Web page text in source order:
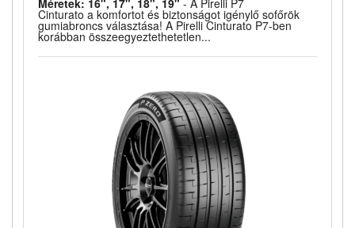
Méretek: 16", 17", 18", 19" - A Pirelli P7
Cinturato a komfortot és biztonságot igénylő sofőrök
gumiabroncs választása! A Pirelli Cinturato P7-ben
korábban összeegyeztethetetlen...